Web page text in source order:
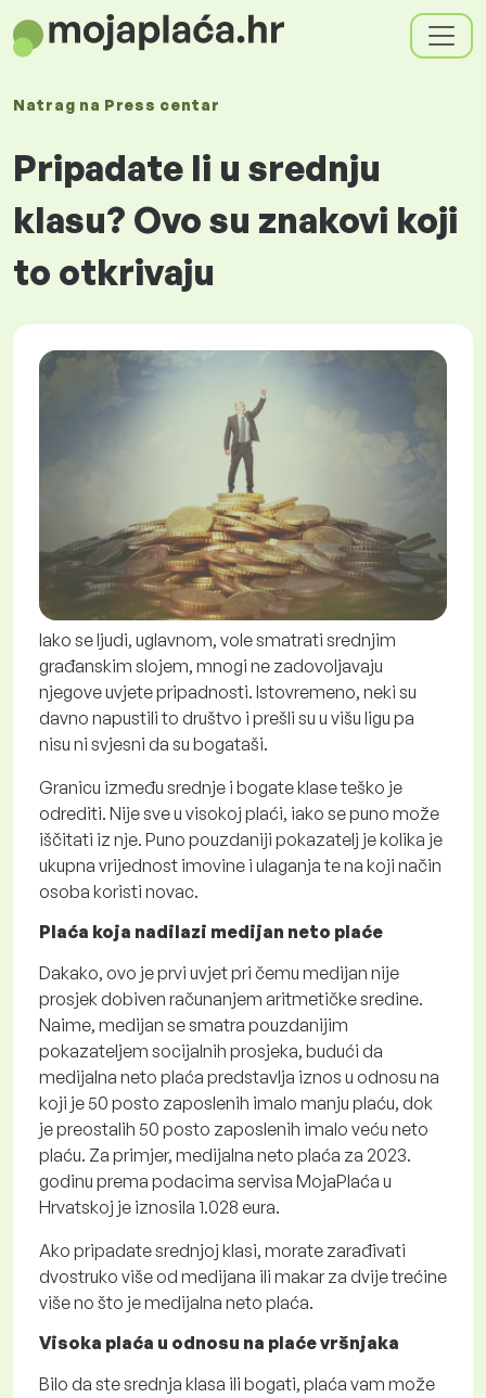
Natrag na Press centar
Pripadate li u srednju
klasu? Ovo su znakovi koji
to otkrivaju
Iako se ljudi, uglavnom, vole smatrati srednjim
građanskim slojem, mnogi ne zadovoljavaju
njegove uvjete pripadnosti. Istovremeno, neki su
davno napustili to društvo i prešli su u višu ligu pa
nisu ni svjesni da su bogataši.
Granicu između srednje i bogate klase teško je
odrediti. Nije sve u visokoj plaći, iako se puno može
iščitati iz nje. Puno pouzdaniji pokazatelj je kolika je
ukupna vrijednost imovine i ulaganja te na koji način
osoba koristi novac.
Plaća koja nadilazi medijan neto plaće
Dakako, ovo je prvi uvjet pri čemu medijan nije
prosjek dobiven računanjem aritmetičke sredine.
Naime, medijan se smatra pouzdanijim
pokazateljem socijalnih prosjeka, budući da
medijalna neto plaća predstavlja iznos u odnosu na
koji je 50 posto zaposlenih imalo manju plaću, dok
je preostalih 50 posto zaposlenih imalo veću neto
plaću. Za primjer, medijalna neto plaća za 2023.
godinu prema podacima servisa MojaPlaća u
Hrvatskoj je iznosila 1.028 eura.
Ako pripadate srednjoj klasi, morate zarađivati
dvostruko više od medijana ili makar za dvije trećine
više no što je medijalna neto plaća.
Visoka plaća u odnosu na plaće vršnjaka
Bilo da ste srednja klasa ili bogati, plaća vam može